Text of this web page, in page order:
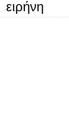
ειρήνη